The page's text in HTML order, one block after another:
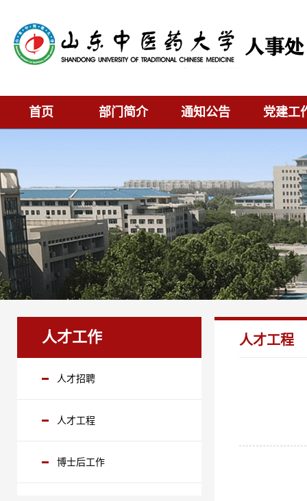
首页 部门简介 通知公告 党建工
人才工作
人才招聘
人才工程
博士后工作
人才工程